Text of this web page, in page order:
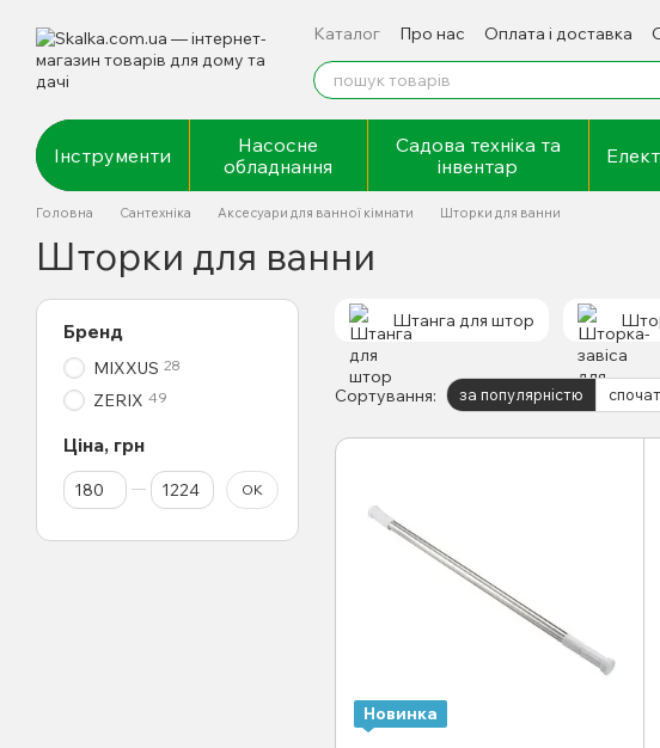
Каталог Про нас Оплата і доставка
Відгуки про магазин
Інструменти
Насосне
обладнання
Садова техніка та
інвентар
Головна Сантехніка Аксесуари для ванної кімнати Шторки для ванни
Шторки для ванни
Штанга для штор
Сортування: за популярністю
Новинка
Бренд
MIXXUS 28
ZERIX 49
Ціна, грн
Від Ціна, грн
До Ціна, грн ОК